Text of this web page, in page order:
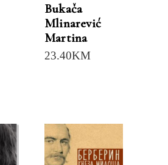
Bukača
Mlinarević
Martina
23.40KM